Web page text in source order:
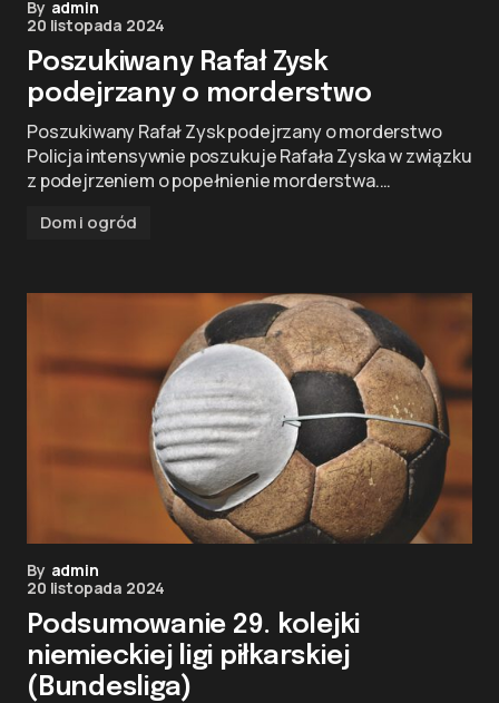
By admin
20 listopada 2024
Poszukiwany Rafał Zysk
podejrzany o morderstwo
Poszukiwany Rafał Zysk podejrzany o morderstwo
Policja intensywnie poszukuje Rafała Zyska w związku
z podejrzeniem o popełnienie morderstwa.…
Dom i ogród
By admin
20 listopada 2024
Podsumowanie 29. kolejki
niemieckiej ligi piłkarskiej
(Bundesliga)